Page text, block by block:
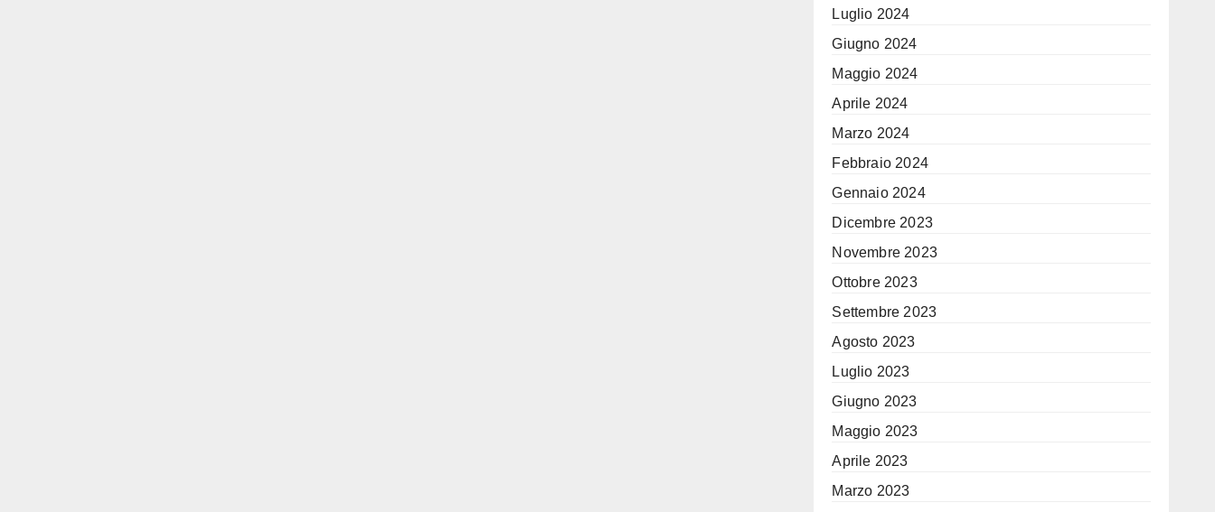
Luglio 2024
Giugno 2024
Maggio 2024
Aprile 2024
Marzo 2024
Febbraio 2024
Gennaio 2024
Dicembre 2023
Novembre 2023
Ottobre 2023
Settembre 2023
Agosto 2023
Luglio 2023
Giugno 2023
Maggio 2023
Aprile 2023
Marzo 2023